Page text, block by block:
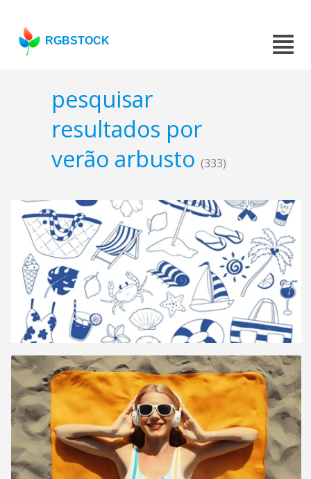
RGBSTOCK
pesquisar
resultados por
verão arbusto (333)